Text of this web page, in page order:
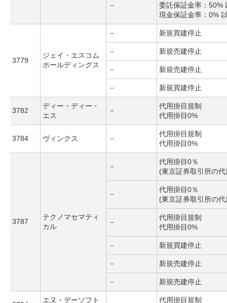
－
委託保証金率：50%
現金保証金率：0%
3779
ジェイ・エスコム
ホールディングス
－ 新規買建停止
－ 新規売建停止
－ 新規売建停止
－ 新規買建停止
3782
ディー・ディー・
エス
－
代用掛目規制
代用掛目0%
3784 ヴィンクス －
代用掛目規制
代用掛目0%
3787
テクノマセマティ
カル
－
代用掛目0％
(東京証券取引所の
－
代用掛目0％
(東京証券取引所の
－
代用掛目規制
代用掛目0%
－ 新規買建停止
－ 新規売建停止
－ 新規売建停止
エヌ・デーソフト 代用掛目規制